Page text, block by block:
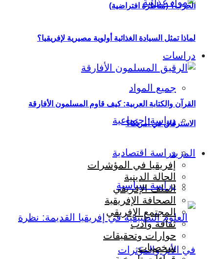
الحرب؟ (مناظرة افتراضية)
دراسات
جميع المواد
دراسة اجتماعية
دراسة اقتصادية
دراسة سياسية
لماذا تمثل السيادة الغذائية أولوية مصيرية لإفريقيا؟
القرآن والكتابة العربية: كيف قاوم المسلمون الأفارقة
الاسترقاق في أمريكا؟
المزيد
إفريقيا في المؤشرات
الحالة الدينية
الملف الإفريقي
الصحافة الإفريقية
المجتمع الإفريقي
ثقافة وأدب
حوارات وتحقيقات
شخصيات